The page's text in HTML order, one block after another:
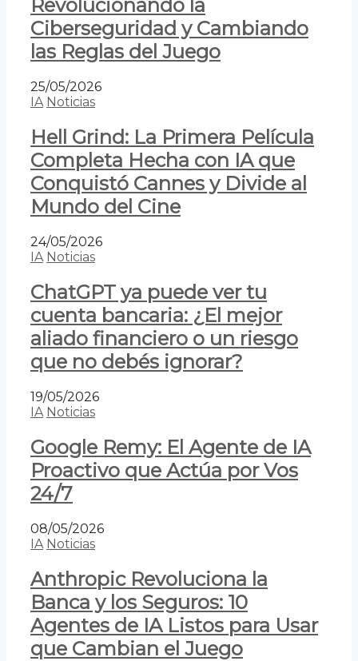
Revolucionando la
Ciberseguridad y Cambiando
las Reglas del Juego
25/05/2026
IA Noticias
Hell Grind: La Primera Película
Completa Hecha con IA que
Conquistó Cannes y Divide al
Mundo del Cine
24/05/2026
IA Noticias
ChatGPT ya puede ver tu
cuenta bancaria: ¿El mejor
aliado financiero o un riesgo
que no debés ignorar?
19/05/2026
IA Noticias
Google Remy: El Agente de IA
Proactivo que Actúa por Vos
24/7
08/05/2026
IA Noticias
Anthropic Revoluciona la
Banca y los Seguros: 10
Agentes de IA Listos para Usar
que Cambian el Juego